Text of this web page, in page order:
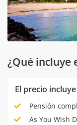
¿Qué incluye
El precio incluye
Pensión
As You Wish